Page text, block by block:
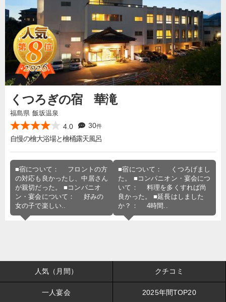
くつろぎの宿 華滝
福島県 飯坂温泉
4.0 30件
自慢の檜大浴場と檜桶露天風呂
■宿について： フロントの方
の対応も良かったし、中居さん
が親切だった。 ■コンパニオ
ン・宴会について： 好みの
女の子で楽しい..
■宿について： くつろげまし
た。 ■コンパニオン・宴会につ
いて： 料理を多くすれば尚
良かった。 ■延長はしました
か？： 4時間..
人気（月間） クチコミ
一人宴会 2025年間TOP20